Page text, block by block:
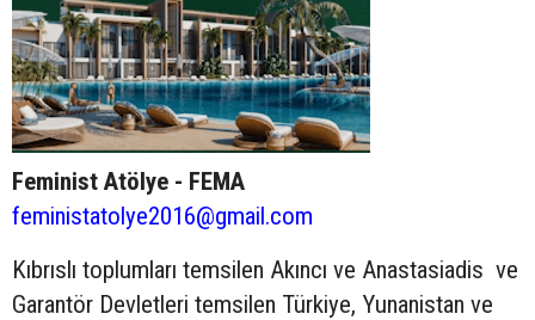
Feminist Atölye - FEMA
feministatolye2016@gmail.com
Kıbrıslı toplumları temsilen Akıncı ve Anastasiadis ve
Garantör Devletleri temsilen Türkiye, Yunanistan ve